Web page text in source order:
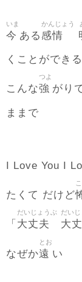
今
いま
ある 感情
かんじょう
くことができ
こんな強
つよ
がり
ままで
I Love You I
たくて だけど
「 大丈夫
だいじょうぶ
大
だい
なぜか遠
とお
い